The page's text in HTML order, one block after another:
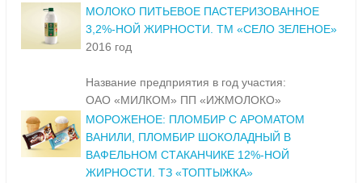
МОЛОКО ПИТЬЕВОЕ ПАСТЕРИЗОВАННОЕ
3,2%-НОЙ ЖИРНОСТИ. ТМ «СЕЛО ЗЕЛЕНОЕ»
2016 год
Название предприятия в год участия:
ОАО «МИЛКОМ» ПП «ИЖМОЛОКО»
МОРОЖЕНОЕ: ПЛОМБИР С АРОМАТОМ
ВАНИЛИ, ПЛОМБИР ШОКОЛАДНЫЙ В
ВАФЕЛЬНОМ СТАКАНЧИКЕ 12%-НОЙ
ЖИРНОСТИ. ТЗ «ТОПТЫЖКА»